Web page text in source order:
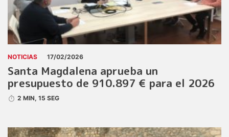
NOTICIAS 17/02/2026
Santa Magdalena aprueba un
presupuesto de 910.897 € para el 2026
2 MIN, 15 SEG